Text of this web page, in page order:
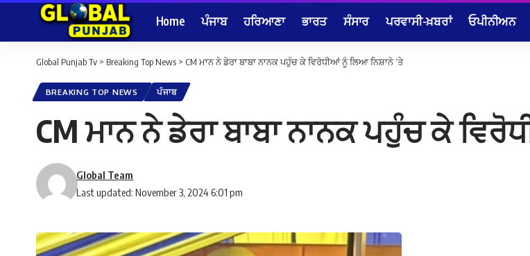
Home ਪੰਜਾਬ ਹਰਿਆਣਾ ਭਾਰਤ ਸੰਸਾਰ ਪਰਵਾਸੀ-ਖ਼ਬਰਾਂ ਓਪੀਨੀਅਨ
Global Punjab Tv > Breaking Top News > CM ਮਾਨ ਨੇ ਡੇਰਾ ਬਾਬਾ ਨਾਨਕ ਪਹੁੰਚ ਕੇ ਵਿਰੋਧੀਆਂ ਨੂੰ ਲਿਆ ਨਿਸ਼ਾਨੇ ‘ਤੇ
BREAKING TOP NEWS ਪੰਜਾਬ
CM ਮਾਨ ਨੇ ਡੇਰਾ ਬਾਬਾ ਨਾਨਕ ਪਹੁੰਚ ਕੇ
Last updated: November 3, 2024 6:01 pm
Global Team